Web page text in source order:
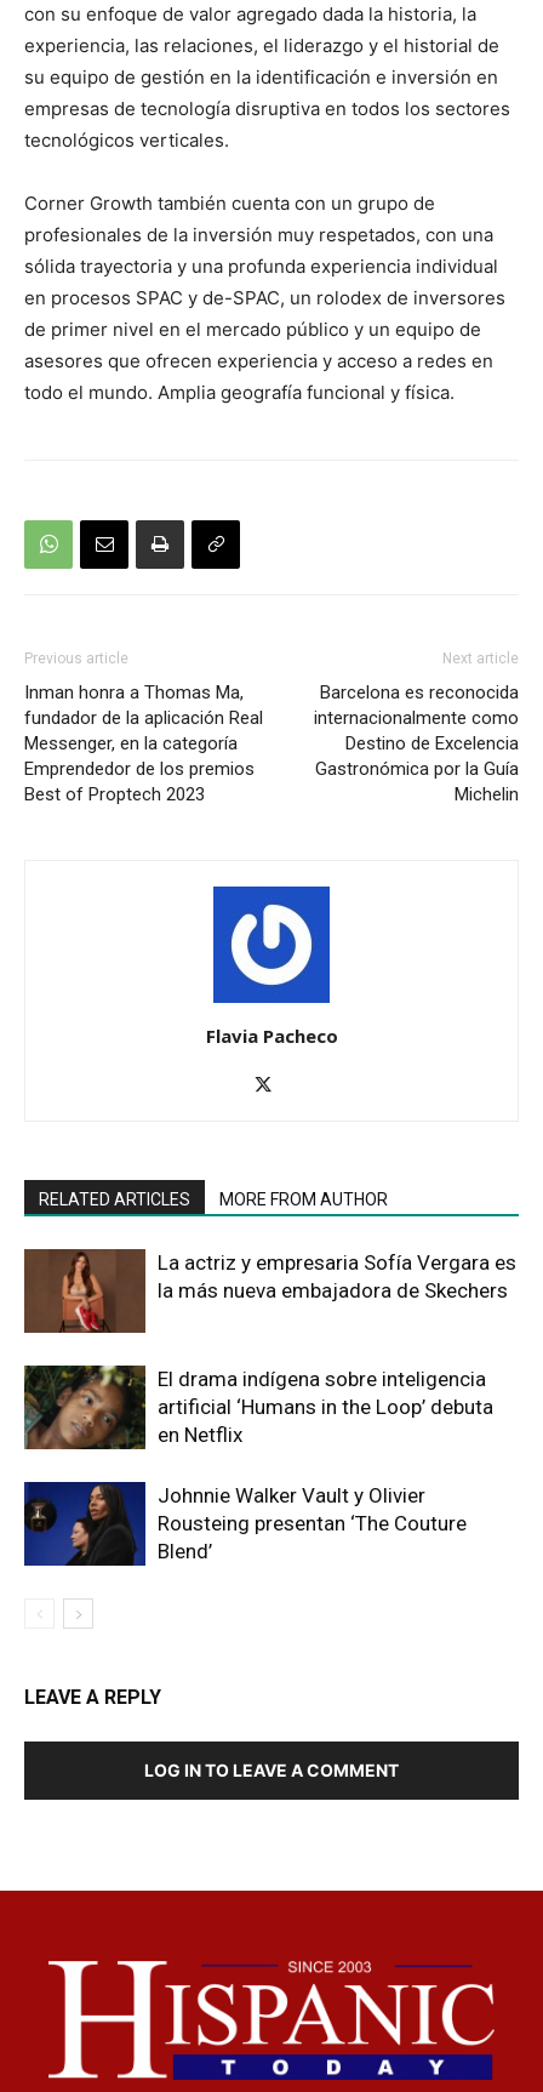
con su enfoque de valor agregado dada la historia, la
experiencia, las relaciones, el liderazgo y el historial de
su equipo de gestión en la identificación e inversión en
empresas de tecnología disruptiva en todos los sectores
tecnológicos verticales.
Corner Growth también cuenta con un grupo de
profesionales de la inversión muy respetados, con una
sólida trayectoria y una profunda experiencia individual
en procesos SPAC y de-SPAC, un rolodex de inversores
de primer nivel en el mercado público y un equipo de
asesores que ofrecen experiencia y acceso a redes en
todo el mundo. Amplia geografía funcional y física.
Previous article
Inman honra a Thomas Ma,
fundador de la aplicación Real
Messenger, en la categoría
Emprendedor de los premios
Best of Proptech 2023
Next article
Barcelona es reconocida
internacionalmente como
Destino de Excelencia
Gastronómica por la Guía
Michelin
Flavia Pacheco
RELATED ARTICLES MORE FROM AUTHOR
La actriz y empresaria Sofía Vergara es
la más nueva embajadora de Skechers
El drama indígena sobre inteligencia
artificial ‘Humans in the Loop’ debuta
en Netflix
Johnnie Walker Vault y Olivier
Rousteing presentan ‘The Couture
Blend’
LEAVE A REPLY
LOG IN TO LEAVE A COMMENT